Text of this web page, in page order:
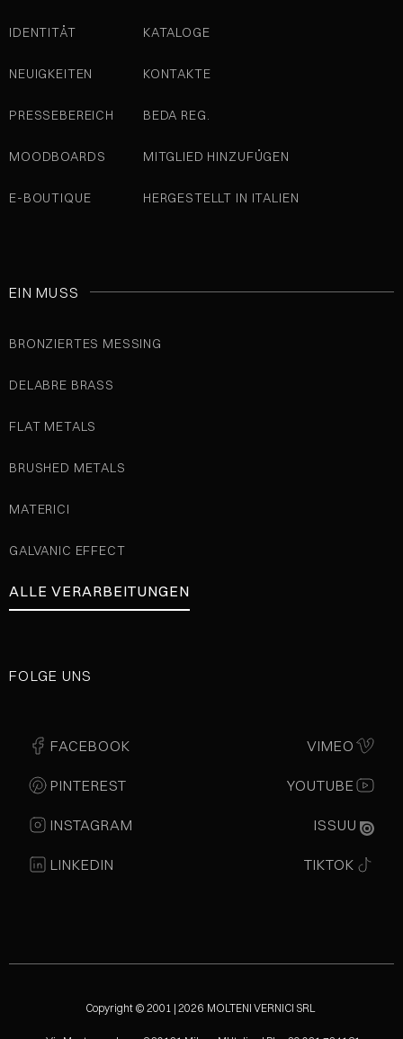
IDENTITÄT
NEUIGKEITEN
PRESSEBEREICH
MOODBOARDS
E-BOUTIQUE
KATALOGE
KONTAKTE
BEDA REG.
MITGLIED HINZUFÜGEN
HERGESTELLT IN ITALIEN
EIN MUSS
BRONZIERTES MESSING
DELABRE BRASS
FLAT METALS
BRUSHED METALS
MATERICI
GALVANIC EFFECT
ALLE VERARBEITUNGEN
FOLGE UNS
FACEBOOK
PINTEREST
INSTAGRAM
LINKEDIN
VIMEO
YOUTUBE
ISSUU
TIKTOK
Copyright © 2001 | 2026 MOLTENI VERNICI SRL